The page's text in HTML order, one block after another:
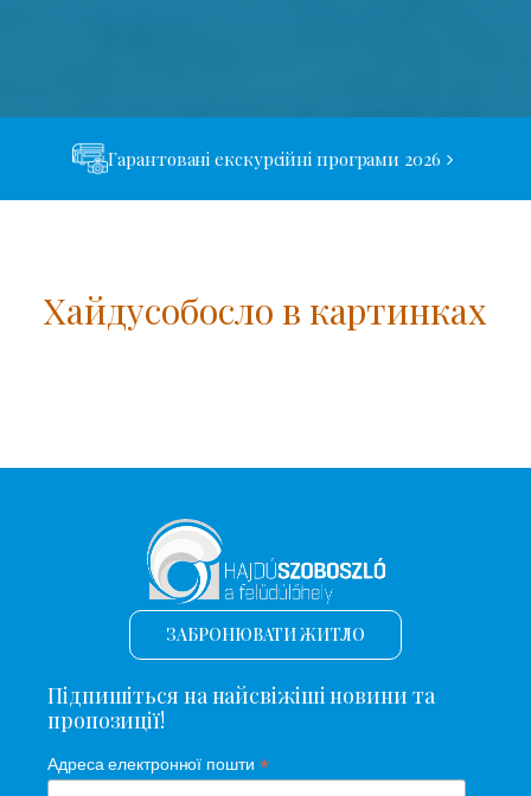
Гарантовані екскурсійні програми 2026
Хайдусобосло в картинках
ЗАБРОНЮВАТИ ЖИТЛО
Підпишіться на найсвіжіші новини та
пропозиції!
Адреса електронної пошти *